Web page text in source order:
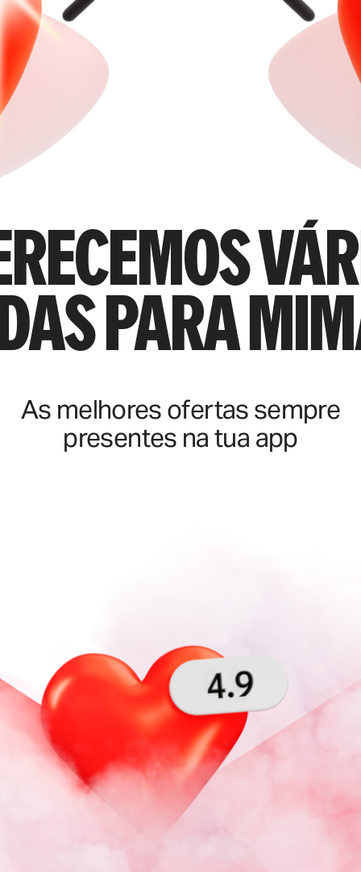
para
As melhores ofertas sempre
presentes na tua app